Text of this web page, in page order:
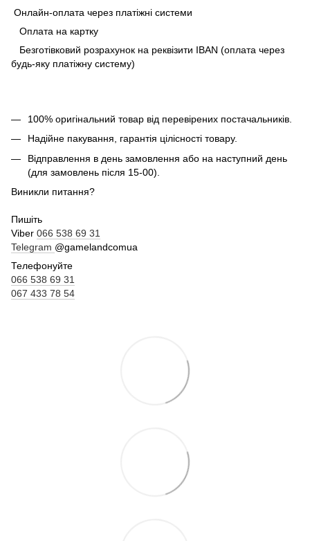
Онлайн-оплата через платіжні системи
Оплата на картку
Безготівковий розрахунок на реквізити IBAN (оплата через
будь-яку платіжну систему)
100% оригінальний товар від перевірених постачальників.
Надійне пакування, гарантія цілісності товару.
Відправлення в день замовлення або на наступний день
(для замовлень після 15-00).
Виникли питання?
Пишіть
Viber 066 538 69 31
Telegram @gamelandcomua
Телефонуйте
066 538 69 31
067 433 78 54